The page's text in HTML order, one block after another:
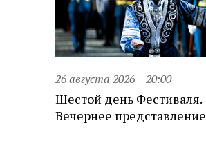
26 августа 2026 20:00
Шестой день Фестиваля.
Вечернее представление